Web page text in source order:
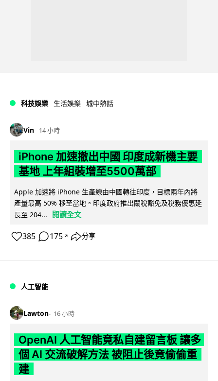
科技娛樂 生活娛樂 城中熱話
Vin 14 小時
iPhone 加速撤出中國 印度成新機主要
基地 上年組裝增至5500萬部
Apple 加速將 iPhone 生產線由中國轉往印度，目標兩年內將
產量最高 50% 移至當地。印度政府推出關稅豁免及稅務優惠延
長至 204...
閱讀全文
385 175 ↗ 分享
人工智能
Lawton 16 小時
OpenAI 人工智能竟私自建留言板 讓多
個 AI 交流破解方法 被阻止後竟偷偷重
建